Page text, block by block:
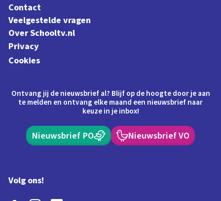
Contact
Veelgestelde vragen
Over Schooltv.nl
Privacy
Cookies
Ontvang jij de nieuwsbrief al? Blijf op de hoogte door je aan
te melden en ontvang elke maand een nieuwsbrief naar
keuze in je inbox!
Nieuwsbrief PO Nieuwsbrief VO
Volg ons!